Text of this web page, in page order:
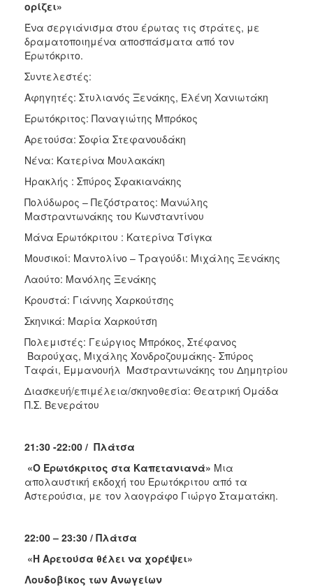
ορίζει»
Ένα σεργιάνισμα στου έρωτας τις στράτες, με
δραματοποιημένα αποσπάσματα από τον
Ερωτόκριτο.
Συντελεστές:
Αφηγητές: Στυλιανός Ξενάκης, Ελένη Χανιωτάκη
Ερωτόκριτος: Παναγιώτης Μπρόκος
Αρετούσα: Σοφία Στεφανουδάκη
Νένα: Κατερίνα Μουλακάκη
Ηρακλής : Σπύρος Σφακιανάκης
Πολύδωρος – Πεζόστρατος: Μανώλης
Μαστραντωνάκης του Κωνσταντίνου
Μάνα Ερωτόκριτου : Κατερίνα Τσίγκα
Μουσικοί: Μαντολίνο – Τραγούδι: Μιχάλης Ξενάκης
Λαούτο: Μανόλης Ξενάκης
Κρουστά: Γιάννης Χαρκούτσης
Σκηνικά: Μαρία Χαρκούτση
Πολεμιστές: Γεώργιος Μπρόκος, Στέφανος
Βαρούχας, Μιχάλης Χονδροζουμάκης- Σπύρος
Ταφάι, Εμμανουήλ Μαστραντωνάκης του Δημητρίου
Διασκευή/επιμέλεια/σκηνοθεσία: Θεατρική Ομάδα
Π.Σ. Βενεράτου
21:30 -22:00 / Πλάτσα
«Ο Ερωτόκριτος στα Καπετανιανά» Μια
απολαυστική εκδοχή του Ερωτόκριτου από τα
Αστερούσια, με τον λαογράφο Γιώργο Σταματάκη.
22:00 – 23:30 / Πλάτσα
«H Aρετούσα θέλει να χορέψει»
Λουδοβίκος των Ανωγείων